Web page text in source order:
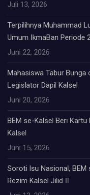
Juli 13, 2026
Terpilihnya Muhammad
Umum IkmaBan Periode
Juni 22, 2026
Mahasiswa Tabur Bunga
Legislator Dapil Kalsel
Juni 20, 2026
BEM se-Kalsel Beri Kartu
Kalsel
Juni 15, 2026
Soroti Isu Nasional, BEM
Rezim Kalsel Jilid II